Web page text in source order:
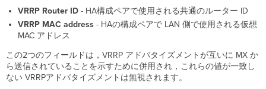
ア
ッ
プ
ン
ク
接
VRRP Router ID- HA構成ペアで使用される共通のルーター ID
VRRP MAC address- HAの構成ペアで LAN 側で使用される仮想
MAC アドレス
この2つのフィールドは，VRRP アドバタイズメントが互いに MX か
ら送信されていることを示すために併用され，これらの値が一致し
ない VRRPアドバタイズメントは無視されます。